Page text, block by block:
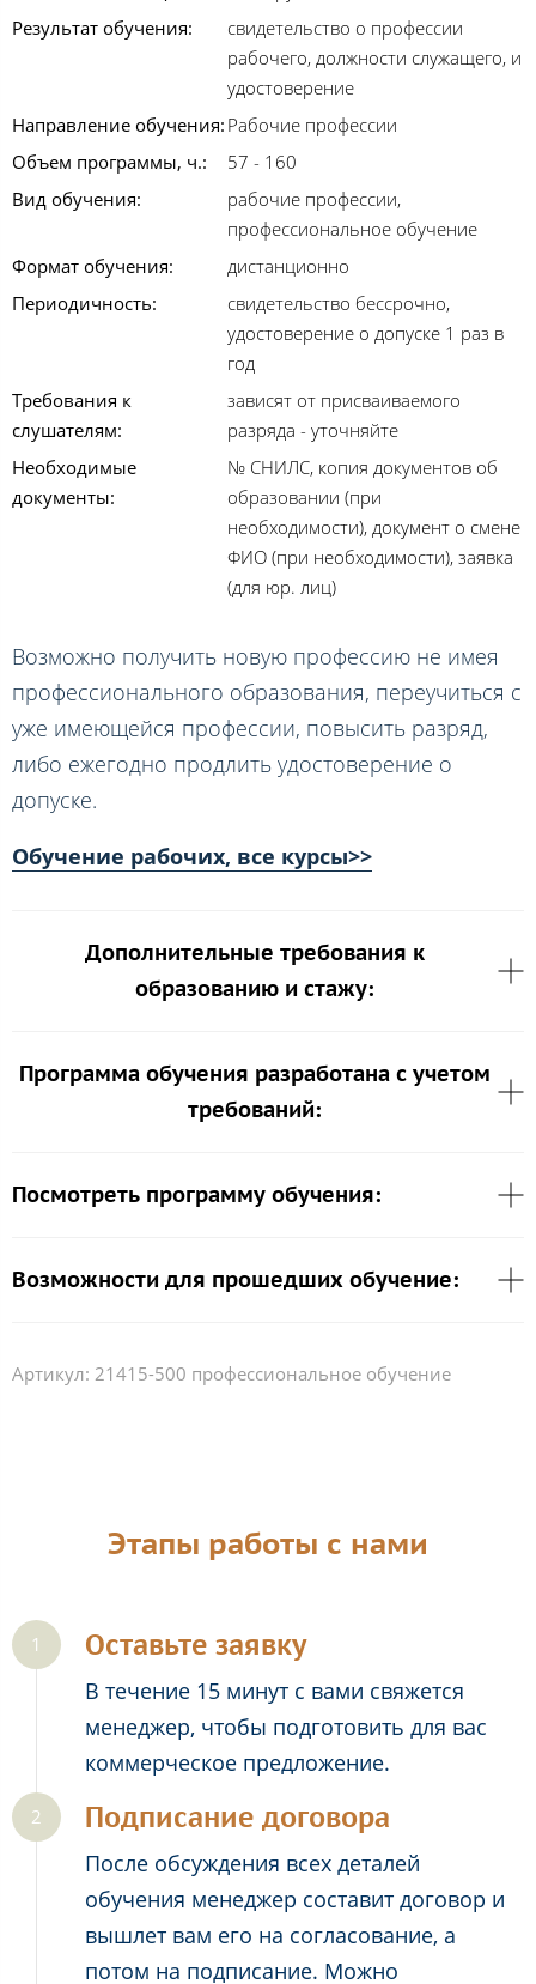
Результат обучения:
свидетельство о профессии
рабочего, должности служащего, и
удостоверение
Направление обучения: Рабочие профессии
Объем программы, ч.:
57 - 160
Вид обучения:
рабочие профессии,
профессиональное обучение
Формат обучения:
дистанционно
Периодичность:
свидетельство бессрочно,
удостоверение о допуске 1 раз в
год
Требования к
слушателям:
зависят от присваиваемого
разряда - уточняйте
Необходимые
документы:
№ СНИЛС, копия документов об
образовании (при
необходимости), документ о смене
ФИО (при необходимости), заявка
(для юр. лиц)
Возможно получить новую профессию не имея
профессионального образования, переучиться с
уже имеющейся профессии, повысить разряд,
либо ежегодно продлить удостоверение о
допуске.
Обучение рабочих, все курсы>>
Дополнительные требования к
образованию и стажу:
Программа обучения разработана с учетом
требований:
Посмотреть программу обучения:
Возможности для прошедших обучение:
Артикул: 21415-500 профессиональное обучение
Этапы работы с нами
Оставьте заявку
В течение 15 минут с вами свяжется
менеджер, чтобы подготовить для вас
коммерческое предложение.
Подписание договора
После обсуждения всех деталей
обучения менеджер составит договор и
вышлет вам его на согласование, а
потом на подписание. Можно